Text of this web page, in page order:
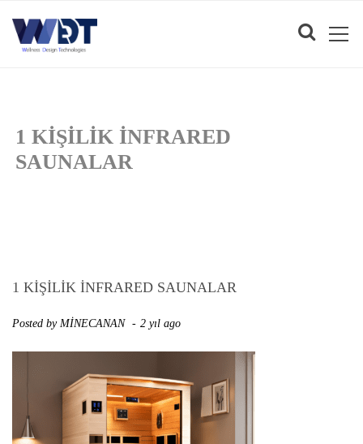
1 KIŞILIK INFRARED
SAUNALAR
1 KIŞILIK INFRARED SAUNALAR
Posted by MİNECANAN 2 yıl ago